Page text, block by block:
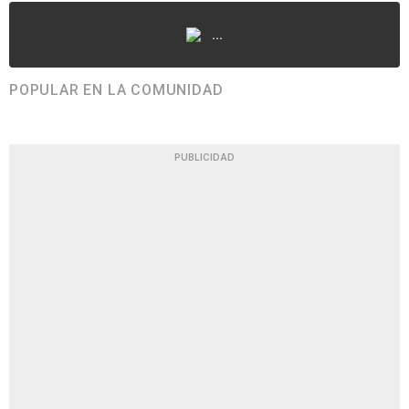
...
POPULAR EN LA COMUNIDAD
PUBLICIDAD